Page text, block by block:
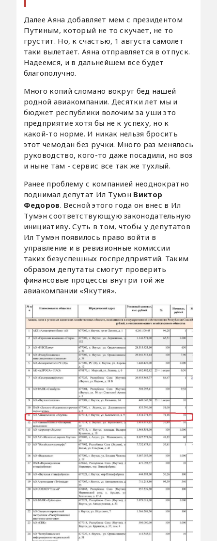
Далее Аяна добавляет мем с президентом
Путиным, который не то скучает, не то
грустит. Но, к счастью, 1 августа самолет
таки вылетает. Аяна отправляется в отпуск.
Надеемся, и в дальнейшем все будет
благополучно.
Много копий сломано вокруг бед нашей
родной авиакомпании. Десятки лет мы и
бюджет республики волочим за уши это
предприятие хотя бы не к успеху, но к
какой-то норме. И никак нельзя бросить
этот чемодан без ручки. Много раз менялось
руководство, кого-то даже посадили, но воз
и ныне там - сервис все так же тухлый.
Ранее проблему с компанией неоднократно
поднимал депутат Ил Тумэн Виктор
Федоров. Весной этого года он внес в Ил
Тумэн соответствующую законодательную
инициативу. Суть в том, чтобы у депутатов
Ил Тумэн появилось право войти в
управление и в ревизионные комиссии
таких безуспешных госпредприятий. Таким
образом депутаты смогут проверить
финансовые процессы внутри той же
авиакомпании «Якутия».